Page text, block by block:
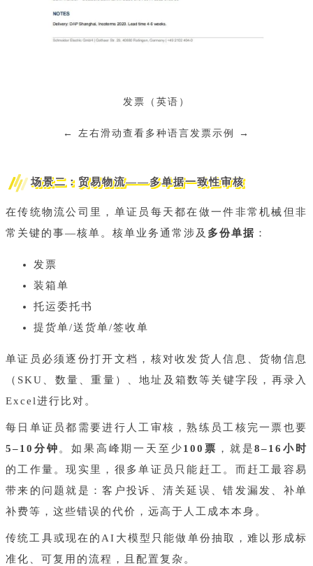
发票（英语）
← 左右滑动查看多种语言发票示例 →
场景二：贸易物流——多单据一致性审核
在传统物流公司里，单证员每天都在做一件非常机械但非
常关键的事—核单。核单业务通常涉及 多份单据 ：
发票
装箱单
托运委托书
提货单/送货单/签收单
单证员必须逐份打开文档，核对收发货人信息、货物信息
（SKU、数量、重量）、地址及箱数等关键字段，再录入
Excel进行比对。
每日单证员都需要进行人工审核，熟练员工核完一票也要
5–10分钟 。如果高峰期一天至少100票 ，就是8–16小时
的工作量。现实里，很多单证员只能赶工。而赶工最容易
带来的问题就是：客户投诉、清关延误、错发漏发、补单
补费等，这些错误的代价，远高于人工成本本身。
传统工具或现在的AI大模型只能做单份抽取，难以形成标
准化、可复用的流程，且配置复杂。